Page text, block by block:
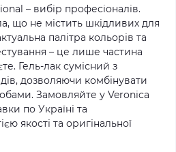
– вибір професіоналів.
що не містить шкідливих для
палітра кольорів та
– це лише частина
Гель-лак сумісний з
дозволяючи комбінувати
Замовляйте у Veronica
по Україні та
якості та оригінальної